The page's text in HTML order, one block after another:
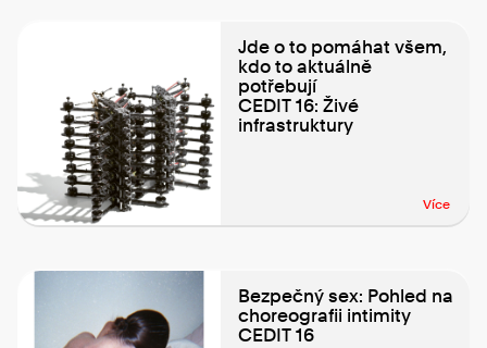
Jde o to pomáhat všem,
kdo to aktuálně
potřebují
CEDIT 16: Živé
infrastruktury
Více
Bezpečný sex: Pohled na
choreografii intimity
CEDIT 16